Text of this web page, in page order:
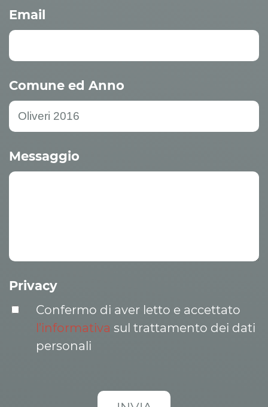
Email
Comune ed Anno
Messaggio
Privacy
Confermo di aver letto e accettato
l’informativa sul trattamento dei dati
personali